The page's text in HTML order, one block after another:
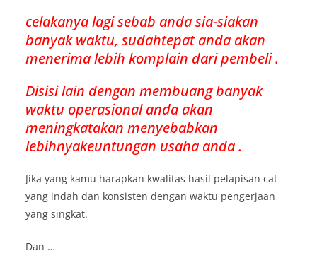
celakanya lagi sebab anda sia-siakan
banyak waktu, sudahtepat anda akan
menerima lebih komplain dari pembeli .
Disisi lain dengan membuang banyak
waktu operasional anda akan
meningkatakan menyebabkan
lebihnyakeuntungan usaha anda .
Jika yang kamu harapkan kwalitas hasil pelapisan cat
yang indah dan konsisten dengan waktu pengerjaan
yang singkat.
Dan …